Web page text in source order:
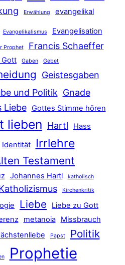
Erwählung evangelikal
Evangelikalismus Evangelisation
Prophet Francis Schaeffer
Gott Gaben Gebet
Geistesgaben
und Politik Gnade
Liebe Gottes Stimme hören
lieben Hartl Hass
Identität Irrlehre
Testament
Johannes Hartl katholisch
Kirchenkritik
Liebe Liebe zu Gott
metanoia Missbrauch
Papst Politik
Prophetie